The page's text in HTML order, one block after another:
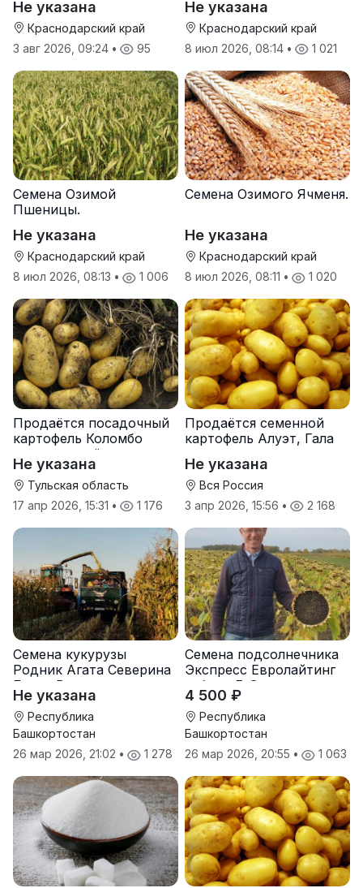
Не указана
Краснодарский край
3 авг 2026, 09:24 • 95
Не указана
Краснодарский край
8 июл 2026, 08:14 • 1 021
Семена Озимой
Пшеницы.
Не указана
Краснодарский край
8 июл 2026, 08:13 • 1 006
Семена Озимого Ячменя.
Не указана
Краснодарский край
8 июл 2026, 08:11 • 1 020
Продаётся посадочный
картофель Коломбо
оптом от трёх тонн
Не указана
Тульская область
17 апр 2026, 15:31 • 1 176
Продаётся семенной
картофель Алуэт, Гала
Не указана
Вся Россия
3 апр 2026, 15:56 • 2 168
Семена кукурузы
Родник Агата Северина
Берта Вилора
Прохладненский Дарина
Росс Машук Катерина
Не указана
Республика
Башкортостан
26 мар 2026, 21:02 • 1 278
Семена подсолнечника
Экспресс Евролайтинг
гибрид F-G+
4 500 ₽
Республика
Башкортостан
26 мар 2026, 20:55 • 1 063